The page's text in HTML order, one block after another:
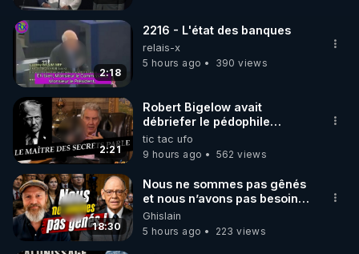
2:18
2216 - L'état des banques
relais-x
5 hours ago
390 views
2:21
Robert Bigelow avait
débriefer le pédophile
génocidaire de donald j
trump
tic tac ufo
9 hours ago
562 views
18:30
Nous ne sommes pas gênés
et nous n’avons pas besoin
de nous excuser ! #jw
#jehovah #collegecentral
Ghislain
5 hours ago
223 views